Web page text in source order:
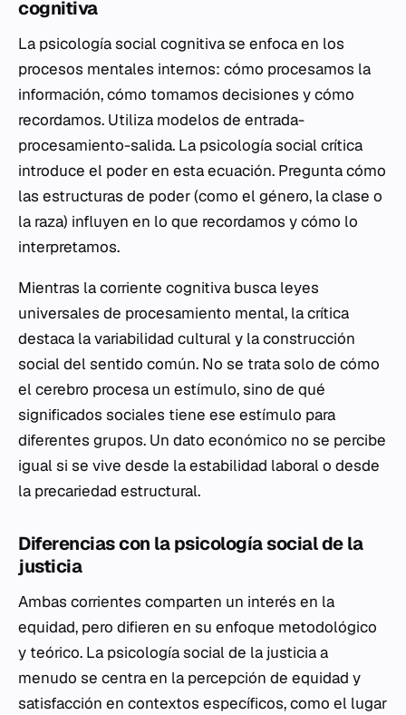
cognitiva
La psicología social cognitiva se enfoca en los
procesos mentales internos: cómo procesamos la
información, cómo tomamos decisiones y cómo
recordamos. Utiliza modelos de entrada-
procesamiento-salida. La psicología social crítica
introduce el poder en esta ecuación. Pregunta cómo
las estructuras de poder (como el género, la clase o
la raza) influyen en lo que recordamos y cómo lo
interpretamos.
Mientras la corriente cognitiva busca leyes
universales de procesamiento mental, la crítica
destaca la variabilidad cultural y la construcción
social del sentido común. No se trata solo de cómo
el cerebro procesa un estímulo, sino de qué
significados sociales tiene ese estímulo para
diferentes grupos. Un dato económico no se percibe
igual si se vive desde la estabilidad laboral o desde
la precariedad estructural.
Diferencias con la psicología social de la
justicia
Ambas corrientes comparten un interés en la
equidad, pero difieren en su enfoque metodológico
y teórico. La psicología social de la justicia a
menudo se centra en la percepción de equidad y
satisfacción en contextos específicos, como el lugar